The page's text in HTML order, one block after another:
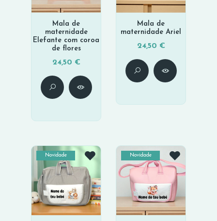
Mala de
maternidade
Elefante com coroa
de flores
24,50 €
Mala de
maternidade Ariel
24,50 €
Novidade Novidade